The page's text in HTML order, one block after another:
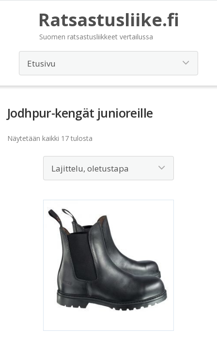
Ratsastusliike.fi
Suomen ratsastusliikkeet vertailussa
Jodhpur-kengät junioreille
Näytetään kaikki 17 tulosta